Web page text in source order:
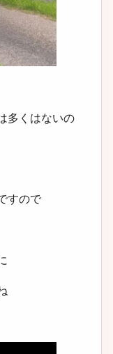
多くはないの
すので